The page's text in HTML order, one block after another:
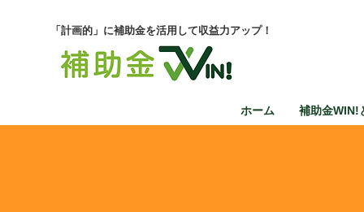
「計画的」に補助金を活用して収益力アップ！
ホーム 補助金WIN!